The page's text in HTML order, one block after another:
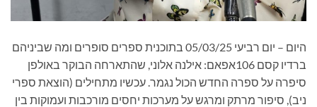
היום – יום רביעי 05/03/25 בתוכנית ספרים סופרים ומה שביניהם
ברדיו קסם 106אפאם: אילנה אלוני, שהתארחה הבוקר באולפן
סיפרה על ספרה החדש הכול נגמר. עכשיו מתחילים (הוצאת ספרי
ניב), סיפור מרתק ומרגש על מערכות יחסים מורכבות ועמוקות בין